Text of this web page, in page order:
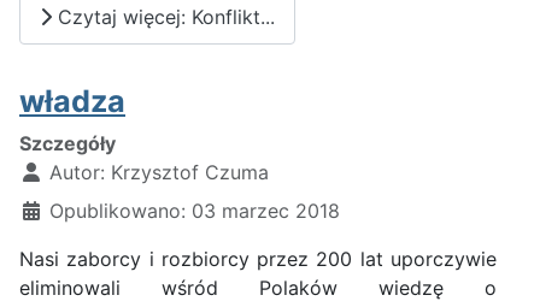
Czytaj więcej: Konflikt...
władza
Szczegóły
Autor: Krzysztof Czuma
Opublikowano: 03 marzec 2018
Nasi zaborcy i rozbiorcy przez 200 lat uporczywie
eliminowali wśród Polaków wiedzę o